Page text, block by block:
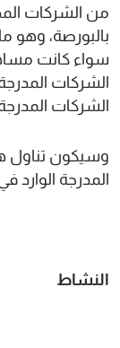
من الشركات
بالبورصة، وهو
سواء كانت
الشركات
الشركات
وسيكون تناول
المدرجة الوارد
النشاط